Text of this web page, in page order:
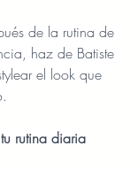
de la rutina de
haz de Batiste
el look que
rutina diaria